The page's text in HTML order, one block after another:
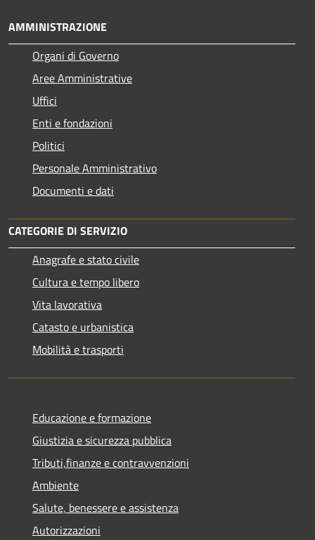
AMMINISTRAZIONE
Organi di Governo
Aree Amministrative
Uffici
Enti e fondazioni
Politici
Personale Amministrativo
Documenti e dati
CATEGORIE DI SERVIZIO
Anagrafe e stato civile
Cultura e tempo libero
Vita lavorativa
Catasto e urbanistica
Mobilità e trasporti
Educazione e formazione
Giustizia e sicurezza pubblica
Tributi,finanze e contravvenzioni
Ambiente
Salute, benessere e assistenza
Autorizzazioni